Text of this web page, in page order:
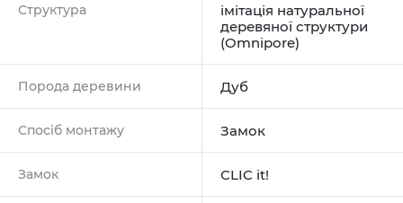
Структура
імітація натуральної
деревяної структури
(Omnipore)
Порода деревини Дуб
Спосіб монтажу Замок
Замок CLIC it!